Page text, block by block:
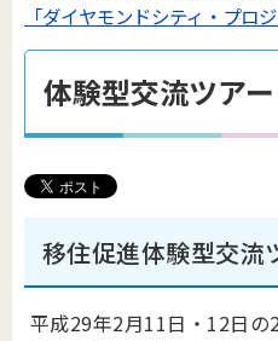
「ダイヤモンドシティ・プロジ
体験型交流ツアー
移住促進体験型交流
平成29年2月11日・12日の